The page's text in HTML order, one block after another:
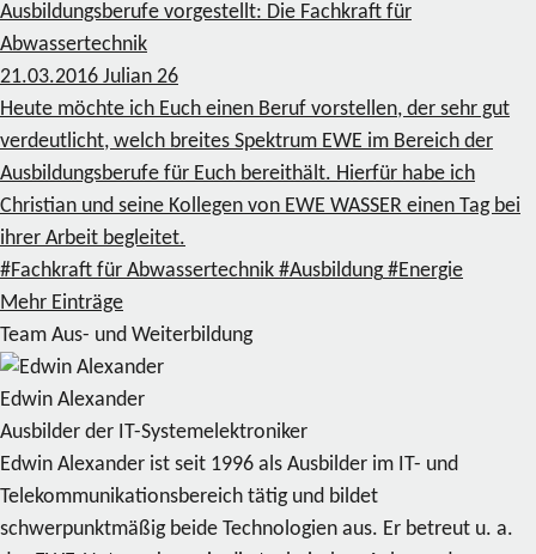
Ausbildungsberufe vorgestellt: Die Fachkraft für
Abwassertechnik
21.03.2016 Julian 26
Heute möchte ich Euch einen Beruf vorstellen, der sehr gut
verdeutlicht, welch breites Spektrum EWE im Bereich der
Ausbildungsberufe für Euch bereithält. Hierfür habe ich
Christian und seine Kollegen von EWE WASSER einen Tag bei
ihrer Arbeit begleitet.
#Fachkraft für Abwassertechnik #Ausbildung #Energie
Mehr Einträge
Team Aus- und Weiterbildung
Edwin Alexander
Ausbilder der IT-Systemelektroniker
Edwin Alexander ist seit 1996 als Ausbilder im IT- und
Telekommunikationsbereich tätig und bildet
schwerpunktmäßig beide Technologien aus. Er betreut u. a.